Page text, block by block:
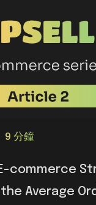
9 分鐘
commerce
Average